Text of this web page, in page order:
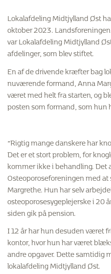
Lokalafdeling Midtjylland Øst
oktober 2023.
var Lokalafdeling Midtjylland
afdelinger, som blev stiftet.
En af de drivende kræfter bag
nuværende formand, Anna
været med helt fra starten, og
posten som formand, som hun
”Rigtig mange danskere har
Det er et stort problem, for
kommer ikke i behandling. Det
Osteoporoseforeningen med
Margrethe. Hun har selv
osteoporosesygeplejerske i 20
siden gik på pension.
I 12 år har hun desuden været
kontor, hvor hun har været
andre opgaver. Dette samtidig
lokalafdeling Midtjylland Øst.